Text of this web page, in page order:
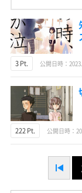
3 Pt. 公開日時：
222 Pt. 公開日時：